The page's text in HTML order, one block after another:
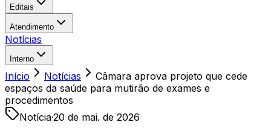
Editais
Atendimento
Notícias
Interno
Início Notícias
Câmara aprova projeto que cede
espaços da saúde para mutirão de exames e
procedimentos
Notícia·20 de mai. de 2026